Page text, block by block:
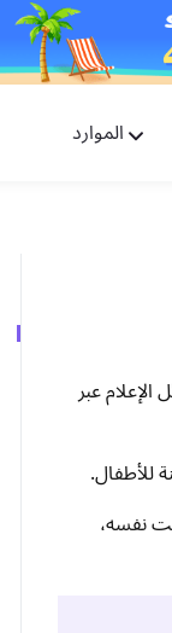
الموارد
عبر
للأطفال.
نفسه،